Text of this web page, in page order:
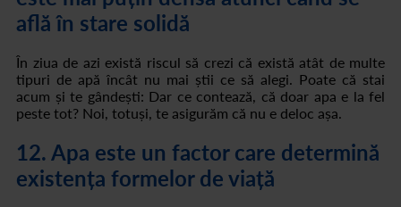
află în stare solidă
În ziua de azi există riscul să crezi că există atât de multe
tipuri de apă încât nu mai știi ce să alegi. Poate că stai
acum și te gândești: Dar ce contează, că doar apa e la fel
peste tot? Noi, totuși, te asigurăm că nu e deloc așa.
12. Apa este un factor care determină
existența formelor de viață